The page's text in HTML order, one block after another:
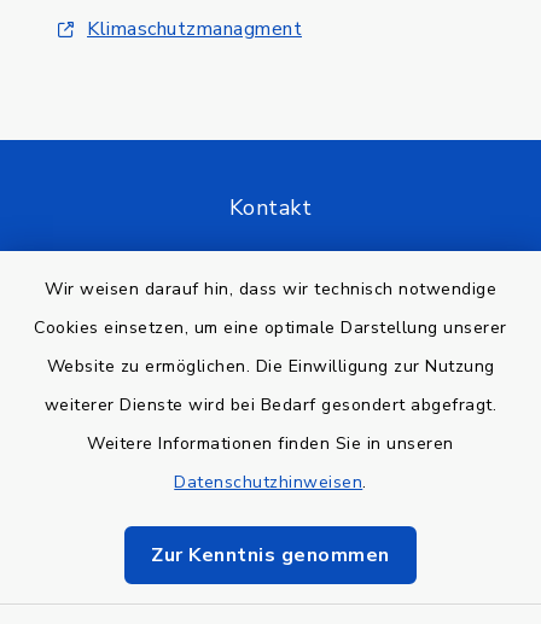
Wir weisen darauf hin, dass wir technisch notwendige
Cookies einsetzen, um eine optimale Darstellung unserer
Website zu ermöglichen. Die Einwilligung zur Nutzung
weiterer Dienste wird bei Bedarf gesondert abgefragt.
Weitere Informationen finden Sie in unseren
Datenschutzhinweisen.
Zur Kenntnis genommen
Klimaschutzmanagment
Kontakt
Datenschutz
Impressum
Sitemap
Cookie-Einstellungen